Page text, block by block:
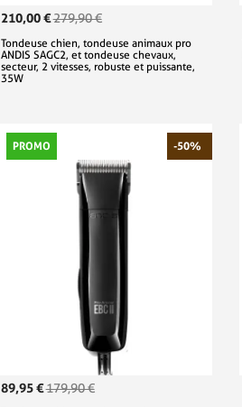
210,00 €279,90 €
Tondeuse chien, tondeuse animaux pro
ANDIS SAGC2, et tondeuse chevaux,
secteur, 2 vitesses, robuste et puissante,
35W
PROMO -50%
89,95 €179,90 €